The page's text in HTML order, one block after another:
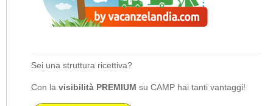
Sei una struttura ricettiva?
Con la visibilità PREMIUM su CAMP hai tanti vantaggi!